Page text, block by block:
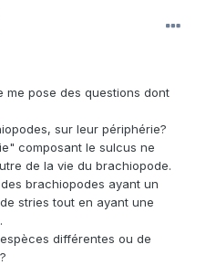
me pose des questions dont
sur leur périphérie?
composant le sulcus ne
de la vie du brachiopode.
brachiopodes ayant un
stries tout en ayant une
différentes ou de